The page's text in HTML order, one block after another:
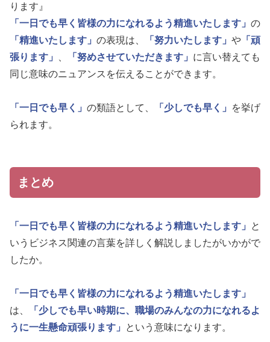
ります』
「一日でも早く皆様の力になれるよう精進いたします」 の
「精進いたします」 の表現は、 「努力いたします」 や 「頑
張ります」
「努めさせていただきます」 に言い替えても
同じ意味のニュアンスを伝えることができます。
「一日でも早く」 の類語として、 「少しでも早く」
を挙げ
られます。
まとめ
「一日でも早く皆様の力になれるよう精進いたします」
と
いうビジネス関連の言葉を詳しく解説しましたがいかがで
したか。
「一日でも早く皆様の力になれるよう精進いたします」
は、
「少しでも早い時期に、職場のみんなの力になれるよ
うに一生懸命頑張ります」
という意味になります。